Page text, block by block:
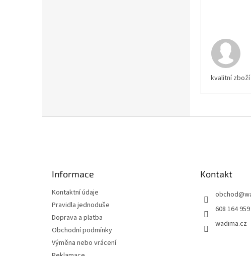
kvalitní
Informace
Kontaktní údaje
Pravidla jednoduše
Doprava a platba
Obchodní podmínky
Výměna nebo vrácení
Kontakt
obchod@
608 164
wadima.cz